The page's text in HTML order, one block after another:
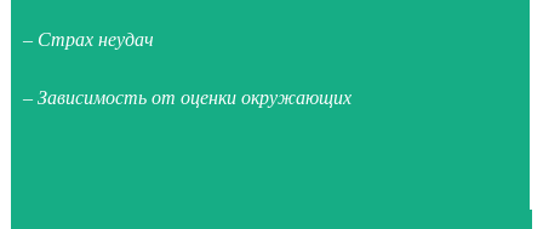
– Страх неудач
– Зависимость от оценки окружающих